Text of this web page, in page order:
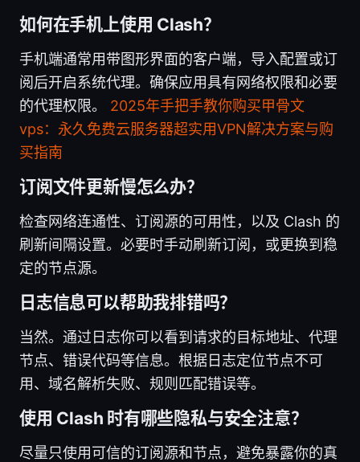
如何在手机上使用 Clash？
手机端通常用带图形界面的客户端，导入配置或订
阅后开启系统代理。确保应用具有网络权限和必要
的代理权限。 2025年手把手教你购买甲骨文
vps：永久免费云服务器超实用VPN解决方案与购
买指南
订阅文件更新慢怎么办？
检查网络连通性、订阅源的可用性，以及 Clash 的
刷新间隔设置。必要时手动刷新订阅，或更换到稳
定的节点源。
日志信息可以帮助我排错吗？
当然。通过日志你可以看到请求的目标地址、代理
节点、错误代码等信息。根据日志定位节点不可
用、域名解析失败、规则匹配错误等。
使用 Clash 时有哪些隐私与安全注意？
尽量只使用可信的订阅源和节点，避免暴露你的真